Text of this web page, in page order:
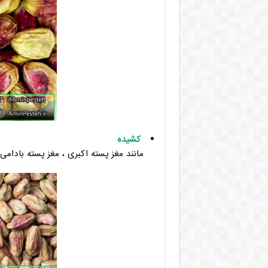
کشیده
مانند مغز پسته اکبری ، مغز پسته